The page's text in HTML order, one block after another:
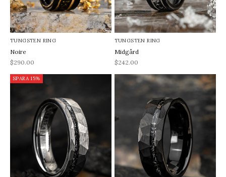
TUNGSTEN RING
Noire
REA-pris
$290.00
TUNGSTEN RING
Midgård
REA-pris
$242.00
SPARA 15%